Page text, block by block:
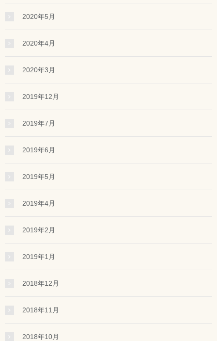
2020年5月
2020年4月
2020年3月
2019年12月
2019年7月
2019年6月
2019年5月
2019年4月
2019年2月
2019年1月
2018年12月
2018年11月
2018年10月